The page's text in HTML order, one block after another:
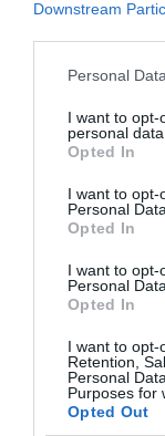
Downstream
Please note that
not limited to
grant or deny
use your data for
consent section.
Personal
I want to opt-
personal data.
Opted In
I want to opt-
Personal Data.
Opted In
I want to opt-
Personal
Opted In
I want to opt-
Retention,
Personal
Purposes for
Opted Out
29.07.2026
Πώς να